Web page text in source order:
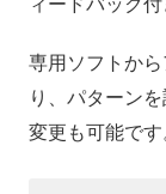
専用ソフトか
り、パターン
変更も可能です